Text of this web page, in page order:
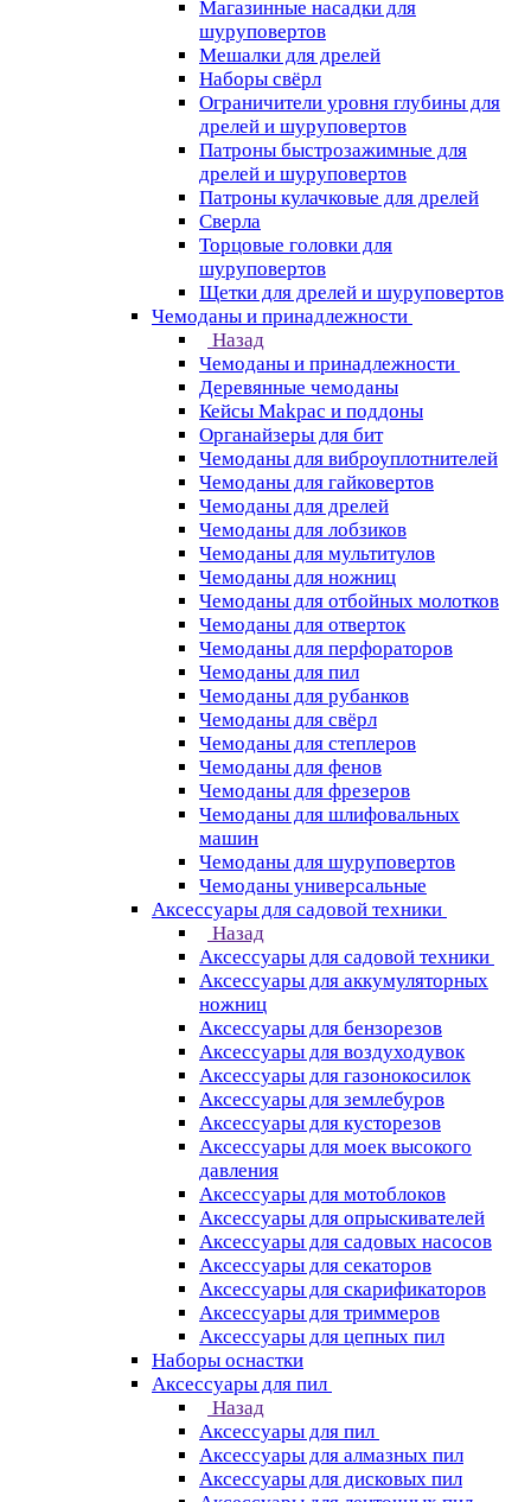
Магазинные насадки для
шуруповертов
Мешалки для дрелей
Наборы свёрл
Ограничители уровня глубины для
дрелей и шуруповертов
Патроны быстрозажимные для
дрелей и шуруповертов
Патроны кулачковые для дрелей
Сверла
Торцовые головки для
шуруповертов
Щетки для дрелей и шуруповертов
Чемоданы и принадлежности
Назад
Чемоданы и принадлежности
Деревянные чемоданы
Кейсы Makpac и поддоны
Органайзеры для бит
Чемоданы для виброуплотнителей
Чемоданы для гайковертов
Чемоданы для дрелей
Чемоданы для лобзиков
Чемоданы для мультитулов
Чемоданы для ножниц
Чемоданы для отбойных молотков
Чемоданы для отверток
Чемоданы для перфораторов
Чемоданы для пил
Чемоданы для рубанков
Чемоданы для свёрл
Чемоданы для степлеров
Чемоданы для фенов
Чемоданы для фрезеров
Чемоданы для шлифовальных
машин
Чемоданы для шуруповертов
Чемоданы универсальные
Аксессуары для садовой техники
Назад
Аксессуары для садовой техники
Аксессуары для аккумуляторных
ножниц
Аксессуары для бензорезов
Аксессуары для воздуходувок
Аксессуары для газонокосилок
Аксессуары для землебуров
Аксессуары для кусторезов
Аксессуары для моек высокого
давления
Аксессуары для мотоблоков
Аксессуары для опрыскивателей
Аксессуары для садовых насосов
Аксессуары для секаторов
Аксессуары для скарификаторов
Аксессуары для триммеров
Аксессуары для цепных пил
Наборы оснастки
Аксессуары для пил
Назад
Аксессуары для пил
Аксессуары для алмазных пил
Аксессуары для дисковых пил